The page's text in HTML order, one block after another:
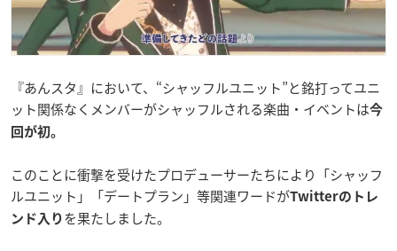
『あんスタ』において、“シャッフルユニット”と銘打ってユニ
ット関係なくメンバーがシャッフルされる楽曲・イベントは今
回が初。
このことに衝撃を受けたプロデューサーたちにより「シャッフ
ルユニット」「デートプラン」等関連ワードがTwitterのトレ
ンド入り を果たしました。